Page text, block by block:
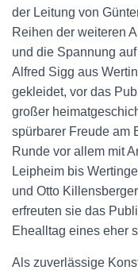
der Leitung von
Reihen der weiteren
und die Spannung
Alfred Sigg aus
gekleidet, vor das
großer
spürbarer Freude am
Runde vor allem mit
Leipheim bis
und Otto
erfreuten sie das
Ehealltag eines eher
Als zuverlässige